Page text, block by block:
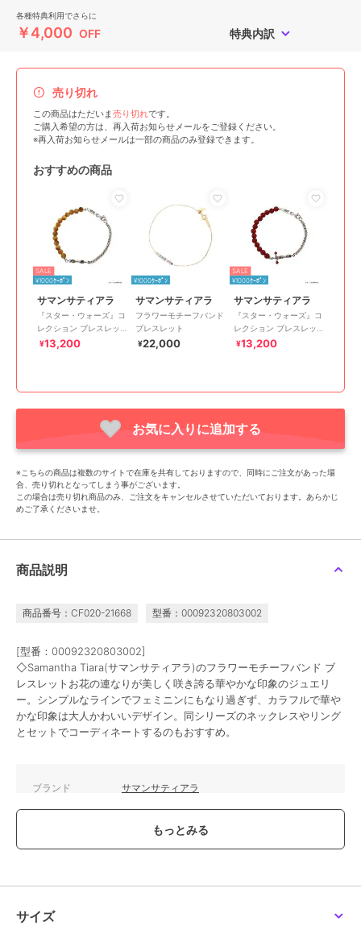
各種特典利用でさらに
￥4,000 OFF 特典内訳
売り切れ
この商品はただいま売り切れです。
ご購入希望の方は、再入荷お知らせメールをご登録ください。
※再入荷お知らせメールは一部の商品のみ登録できます。
おすすめの商品
SALE
¥1000ｸｰﾎﾟﾝ
サマンサティアラ
『スター・ウォーズ』コ
レクション ブレスレッ
ト(レイ・スカイウォー
¥13,200
¥1000ｸｰﾎﾟﾝ
サマンサティアラ
フラワーモチーフバンド
ブレスレット
¥22,000
SALE
¥1000ｸｰﾎﾟﾝ
サマンサティアラ
『スター・ウォーズ』コ
レクション ブレスレッ
ト(カイロ・レン）(メン
¥13,200
お気に入りに追加する
※こちらの商品は複数のサイトで在庫を共有しておりますので、同時にご注文があった場
合、売り切れとなってしまう事がございます。
この場合は売り切れ商品のみ、ご注文をキャンセルさせていただいております。あらかじ
めご了承くださいませ。
商品説明
商品番号：CF020-21668 型番：00092320803002
[型番：00092320803002]
◇Samantha Tiara(サマンサティアラ)のフラワーモチーフバンド ブ
レスレットお花の連なりが美しく咲き誇る華やかな印象のジュエリ
ー。シンプルなラインでフェミニンにもなり過ぎず、カラフルで華や
かな印象は大人かわいいデザイン。同シリーズのネックレスやリング
とセットでコーディネートするのもおすすめ。
ブランド サマンサティアラ
ショップ サマンサティアラ
アクセサリー・ヘアアクセサリー
／ブレスレット・バングル
サイズ